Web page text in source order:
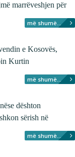
marrëveshjen për
më shumë...
e Kosovës,
Kurtin
më shumë...
dështon
sërish në
më shumë...